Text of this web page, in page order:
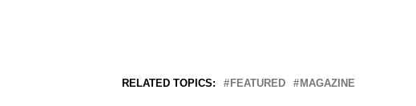
RELATED TOPICS: FEATURED MAGAZINE